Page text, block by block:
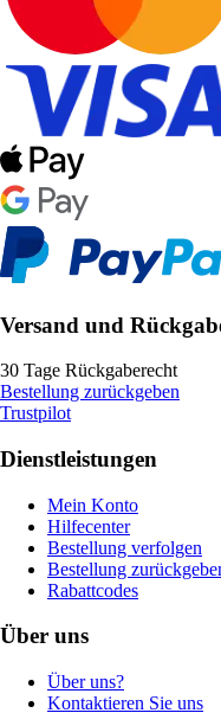
Versand und
30 Tage Rückgaberecht
Bestellung zurückgeben
Trustpilot
Dienstleistungen
Mein Konto
Hilfecenter
Bestellung verfolgen
Bestellung
Rabattcodes
Über uns
Über uns?
Kontaktieren Sie uns